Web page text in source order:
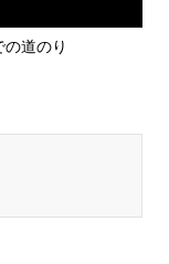
道のり